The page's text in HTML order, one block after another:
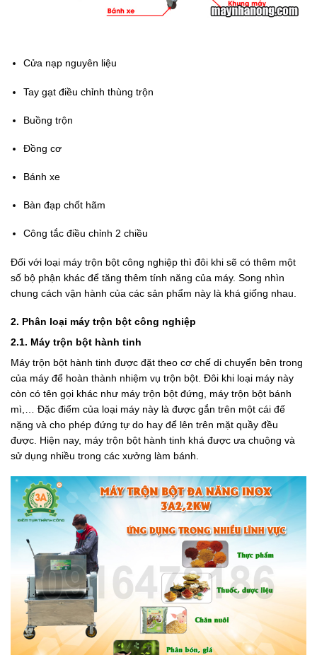
Cửa nạp nguyên liệu
Tay gạt điều chỉnh thùng trộn
Buồng trộn
Đồng cơ
Bánh xe
Bàn đạp chốt hãm
Công tắc điều chỉnh 2 chiều
Đối với loại máy trộn bột công nghiệp thì đôi khi sẽ có thêm một
số bộ phận khác để tăng thêm tính năng của máy. Song nhìn
chung cách vận hành của các sản phẩm này là khá giống nhau.
2. Phân loại máy trộn bột công nghiệp
2.1. Máy trộn bột hành tinh
Máy trộn bột hành tinh được đặt theo cơ chế di chuyển bên trong
của máy để hoàn thành nhiệm vụ trộn bột. Đôi khi loại máy này
còn có tên gọi khác như máy trộn bột đứng, máy trộn bột bánh
mì,… Đặc điểm của loại máy này là được gắn trên một cái đế
nặng và cho phép đứng tự do hay để lên trên mặt quầy đều
được. Hiện nay, máy trộn bột hành tinh khá được ưa chuộng và
sử dụng nhiều trong các xưởng làm bánh.